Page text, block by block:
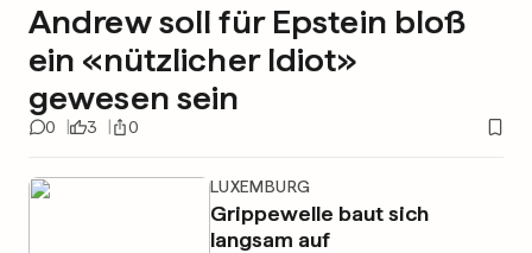
Andrew soll für Epstein bloß
ein «nützlicher Idiot»
gewesen sein
0 3 0
LUXEMBURG
Grippewelle baut sich
langsam auf